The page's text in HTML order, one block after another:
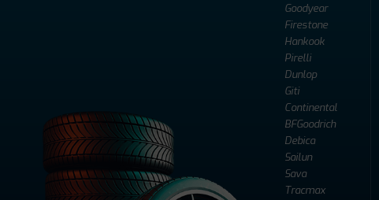
Goodyear
Firestone
Hankook
Pirelli
Dunlop
Giti
Continental
BFGoodrich
Debica
Sailun
Sava
Tracmax